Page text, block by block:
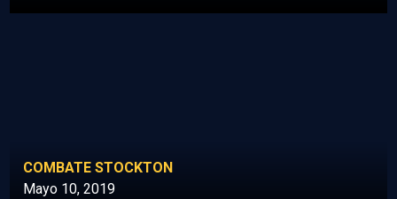
COMBATE STOCKTON
Mayo 10, 2019